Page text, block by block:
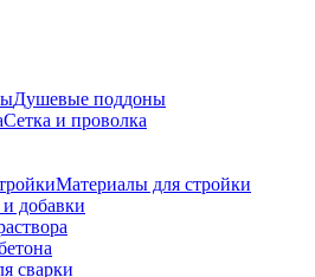
Душевые поддоны
Сетка и проволка
Материалы для стройки
добавки
сварки